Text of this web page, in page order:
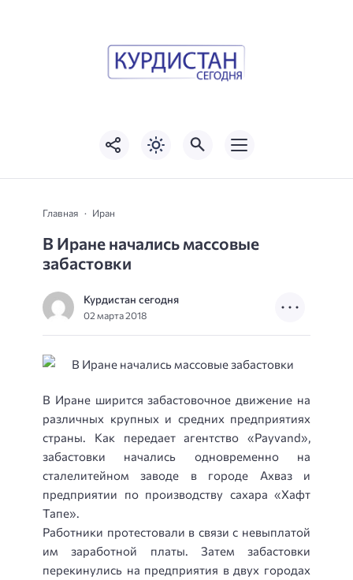
Главная Иран
В Иране начались массовые
забастовки
Курдистан сегодня
02 марта 2018
В Иране ширится забастовочное движение на
различных крупных и средних предприятиях
страны. Как передает агентство «Payvand»,
забастовки начались одновременно на
сталелитейном заводе в городе Ахваз и
предприятии по производству сахара «Хафт
Тапе».
Работники протестовали в связи с невыплатой
им заработной платы. Затем забастовки
перекинулись на предприятия в двух городах